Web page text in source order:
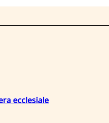
ecclesiale